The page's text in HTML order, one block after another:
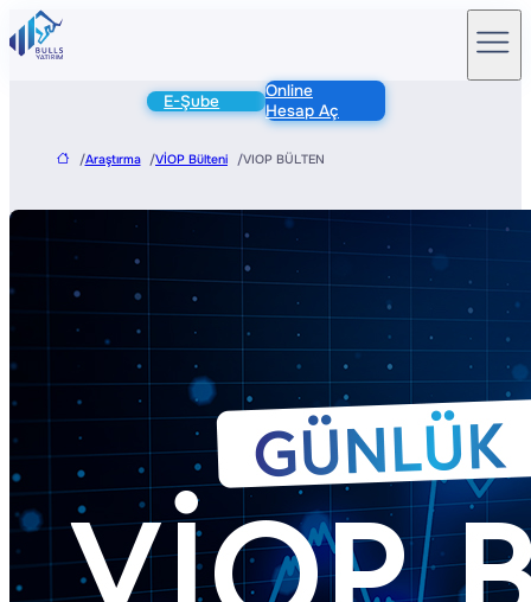
E-Şube
Online
Hesap Aç
/Araştırma /VİOP Bülteni /VIOP BÜLTEN